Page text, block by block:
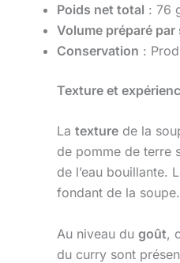
Poids net total : 76
Volume préparé par
Conservation :
Texture et
La texture de la
de pomme de terre
de l’eau bouillante.
fondant de la soupe.
Au niveau du goût,
du curry sont